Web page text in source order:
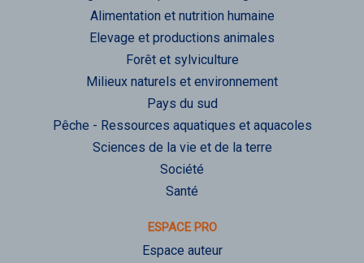
Alimentation et nutrition humaine
Elevage et productions animales
Forêt et sylviculture
Milieux naturels et environnement
Pays du sud
Pêche - Ressources aquatiques et aquacoles
Sciences de la vie et de la terre
Société
Santé
ESPACE PRO
Espace auteur